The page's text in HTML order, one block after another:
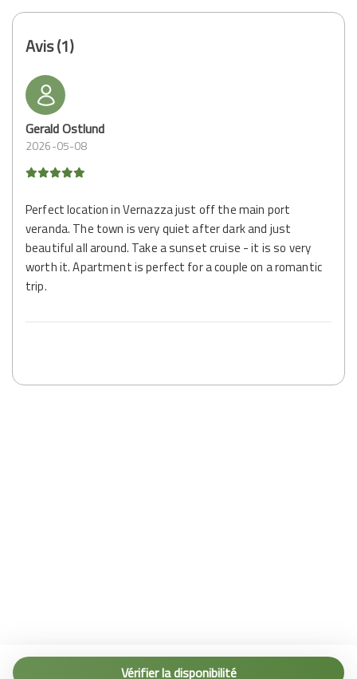
Avis (1)
Gerald Ostlund
2026-05-08
Perfect location in Vernazza just off the main port
veranda. The town is very quiet after dark and just
beautiful all around. Take a sunset cruise - it is so very
worth it. Apartment is perfect for a couple on a romantic
trip.
Vérifier la disponibilité
Tel. (+39) 0187 1560067
info@terremarine.it